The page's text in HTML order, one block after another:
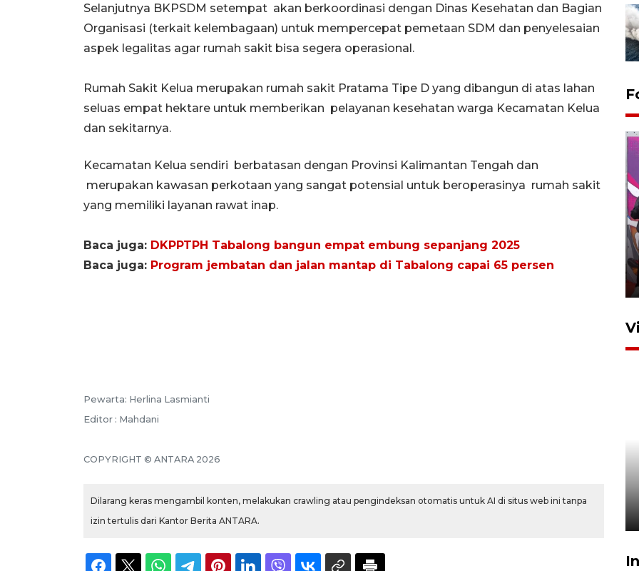
Selanjutnya BKPSDM setempat akan berkoordinasi dengan Dinas Kesehatan dan Bagian
Organisasi (terkait kelembagaan) untuk mempercepat pemetaan SDM dan penyelesaian
aspek legalitas agar rumah sakit bisa segera operasional.
Rumah Sakit Kelua merupakan rumah sakit Pratama Tipe D yang dibangun di atas lahan
seluas empat hektare untuk memberikan pelayanan kesehatan warga Kecamatan Kelua
dan sekitarnya.
Kecamatan Kelua sendiri berbatasan dengan Provinsi Kalimantan Tengah dan
merupakan kawasan perkotaan yang sangat potensial untuk beroperasinya rumah sakit
yang memiliki layanan rawat inap.
Baca juga: DKPPTPH Tabalong bangun empat embung sepanjang 2025
Baca juga: Program jembatan dan jalan mantap di Tabalong capai 65 persen
Pewarta: Herlina Lasmianti
Editor : Mahdani
COPYRIGHT © ANTARA 2026
Dilarang keras mengambil konten, melakukan crawling atau pengindeksan otomatis untuk AI di situs web ini tanpa
izin tertulis dari Kantor Berita ANTARA.
pembukaan Turnamen Sepak
Bola Usia Dini
Bagian 1